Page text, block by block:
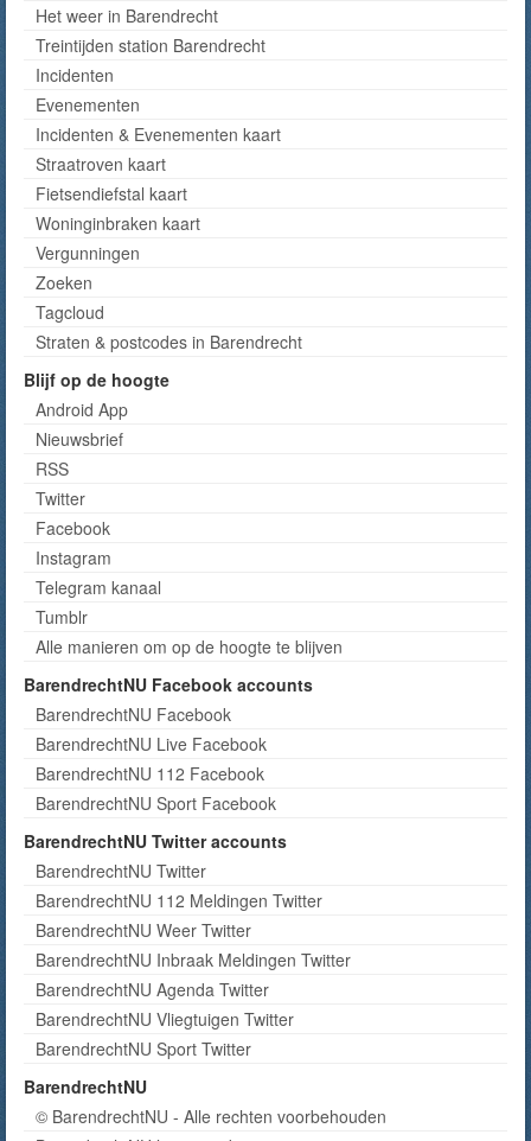
Het weer in Barendrecht
Treintijden station Barendrecht
Incidenten
Evenementen
Incidenten & Evenementen kaart
Straatroven kaart
Fietsendiefstal kaart
Woninginbraken kaart
Vergunningen
Zoeken
Tagcloud
Straten & postcodes in Barendrecht
Blijf op de hoogte
Android App
Nieuwsbrief
RSS
Twitter
Facebook
Instagram
Telegram kanaal
Tumblr
Alle manieren om op de hoogte te blijven
BarendrechtNU Facebook accounts
BarendrechtNU Facebook
BarendrechtNU Live Facebook
BarendrechtNU 112 Facebook
BarendrechtNU Sport Facebook
BarendrechtNU Twitter accounts
BarendrechtNU Twitter
BarendrechtNU 112 Meldingen Twitter
BarendrechtNU Weer Twitter
BarendrechtNU Inbraak Meldingen Twitter
BarendrechtNU Agenda Twitter
BarendrechtNU Vliegtuigen Twitter
BarendrechtNU Sport Twitter
BarendrechtNU
© BarendrechtNU - Alle rechten voorbehouden